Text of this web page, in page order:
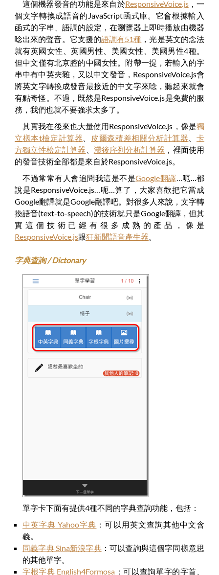
這個機器發音的功能是來自於ResponsiveVoice.js，一
個文字轉換成語音的JavaScript函式庫。它會根據輸入
函式的字串、語調的設定，在瀏覽器上即時播放由機器
唸出來的聲音。它支援的語調有51種 ，光是英文的念法
就有英國女性、英國男性、美國女性、美國男性4種。
但中文僅有北京腔的中國女性。附帶一提，若輸入的字
串中有中英夾雜，又以中文發音，ResponsiveVoice.js會
將英文字轉換成發音最接近的中文字來唸，聽起來就會
有點奇怪。不過，既然是ResponsiveVoice.js是免費的服
務，我們也就不要強求太多了。
其實我在後來也大量使用ResponsiveVoice.js，像是獨
立樣本t檢定計算器
皮爾森積差相關分析計算器 、卡
方獨立性檢定計算器
滯後序列分析計算器 ，裡面使用
的發音技術全部都是來自於ResponsiveVoice.js。
不過常常有人會追問我這是不是Google翻譯…呃…都
說是ResponsiveVoice.js…呃…算了，大家喜歡把它當成
Google翻譯就是Google翻譯吧。對很多人來說，文字轉
換語音(text-to-speech)的技術就只是Google翻譯，但其
實這個技術已經有很多成熟的產品，像是
ResponsiveVoice.js跟狂新聞語音產生器。
字典查詢 / Dictonary
單字卡下面有提供4種不同的字典查詢功能，包括：
中英字典 Yahoo字典 ：可以用英文查詢其他中文含
義。
同義字典 Sina新浪字典：可以查詢與這個字同樣意思
的其他單字。
字根字典 English4Formosa ：可以查詢單字的字首、